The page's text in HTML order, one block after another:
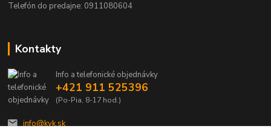
Telefón do predajne: 0911080604
Kontakty
Info a telefonické objednávky
+421 911 525396
(Po-Pia, 8-17 hod.)
info@kvk.sk